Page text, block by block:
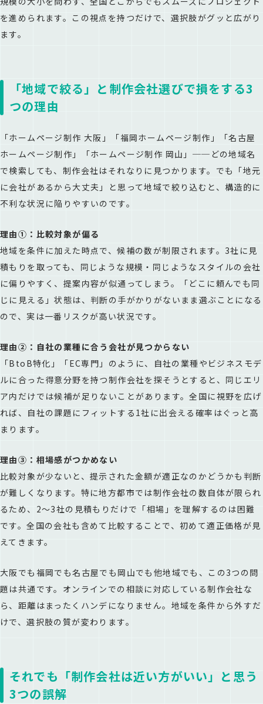
を進められます。この視点を持つだけで、選択肢がグッと広がり
ます。
「地域で絞る」と制作会社選びで損をする3
つの理由
「ホームページ制作 大阪」「福岡ホームページ制作」「名古屋
ホームページ制作」「ホームページ制作 岡山」──どの地域名
で検索しても、制作会社はそれなりに見つかります。でも「地元
に会社があるから大丈夫」と思って地域で絞り込むと、構造的に
不利な状況に陥りやすいのです。
理由①：比較対象が偏る
地域を条件に加えた時点で、候補の数が制限されます。3社に見
積もりを取っても、同じような規模・同じようなスタイルの会社
に偏りやすく、提案内容が似通ってしまう。「どこに頼んでも同
じに見える」状態は、判断の手がかりがないまま選ぶことになる
ので、実は一番リスクが高い状況です。
理由②：自社の業種に合う会社が見つからない
「BtoB特化」「EC専門」のように、自社の業種やビジネスモデ
ルに合った得意分野を持つ制作会社を探そうとすると、同じエリ
ア内だけでは候補が足りないことがあります。全国に視野を広げ
れば、自社の課題にフィットする1社に出会える確率はぐっと高
まります。
理由③：相場感がつかめない
比較対象が少ないと、提示された金額が適正なのかどうかも判断
が難しくなります。特に地方都市では制作会社の数自体が限られ
るため、2〜3社の見積もりだけで「相場」を理解するのは困難
です。全国の会社も含めて比較することで、初めて適正価格が見
えてきます。
大阪でも福岡でも名古屋でも岡山でも他地域でも、この3つの問
題は共通です。オンラインでの相談に対応している制作会社な
ら、距離はまったくハンデになりません。地域を条件から外すだ
けで、選択肢の質が変わります。
それでも「制作会社は近い方がいい」と思う
3つの誤解